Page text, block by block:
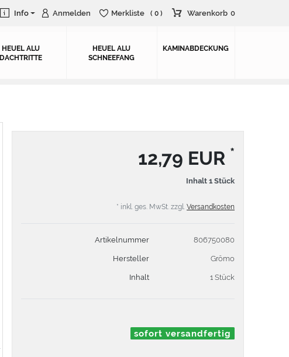
Info Anmelden Merkliste ( 0 ) Warenkorb 0
HEUEL ALU
DACHTRITTE
HEUEL ALU
SCHNEEFANG
KAMINABDECKUNG
12,79 EUR *
Inhalt 1 Stück
* inkl. ges. MwSt. zzgl. Versandkosten
Artikelnummer 806750080
Hersteller Grömo
Inhalt 1 Stück
sofort versandfertig